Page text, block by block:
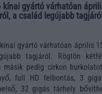
gyártó várhatóan
a család legújabb
gyártó várhatóan április
tagjáról. Rögtön
másik pedig cirkon
full HD felbontás, 3
32 gigás tárhely